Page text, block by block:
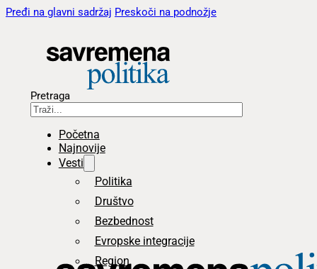
Pređi na glavni sadržaj Preskoči na podnožje
Pretraga
Početna
Najnovije
Vesti
Politika
Društvo
Bezbednost
Evropske integracije
Region